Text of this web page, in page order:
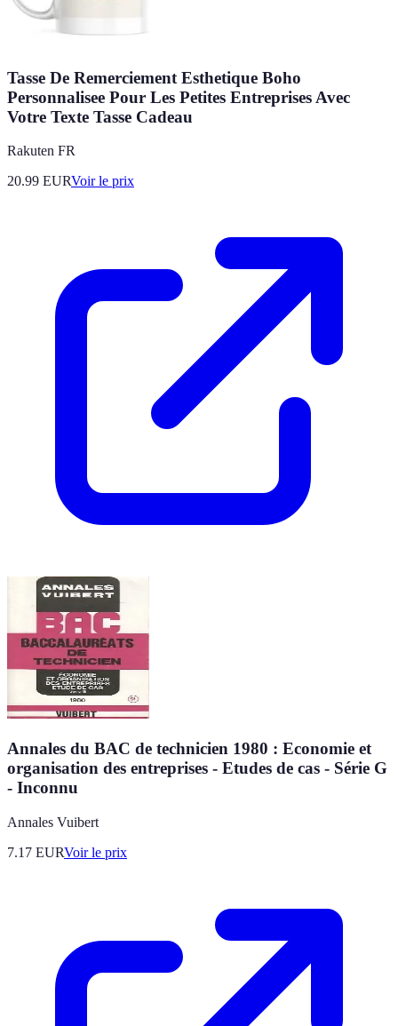
Tasse De Remerciement Esthetique Boho
Personnalisee Pour Les Petites Entreprises Avec
Votre Texte Tasse Cadeau
Rakuten FR
20.99 EURVoir le prix
Annales du BAC de technicien 1980 : Economie et
organisation des entreprises - Etudes de cas - Série G
- Inconnu
Annales Vuibert
7.17 EURVoir le prix